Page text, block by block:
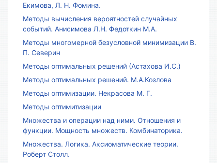
Екимова, Л. Н. Фомина.
Методы вычисления вероятностей случайных
событий. Анисимова Л.Н. Федоткин М.А.
Методы многомерной безусловной минимизации В.
П. Северин
Методы оптимальных решений (Астахова И.С.)
Методы оптимальных решений. М.А.Козлова
Методы оптимизации. Некрасова М. Г.
Методы оптимитизации
Множества и операции над ними. Отношения и
функции. Мощность множеств. Комбинаторика.
Множества. Логика. Аксиоматические теории.
Роберт Столл.